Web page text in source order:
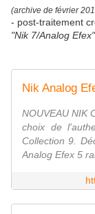
(archive de février
- post-traitement
"Nik 7/Analog Efex"
NOUVEAU NIK
choix de
Collection 9.
Analog Efex 5